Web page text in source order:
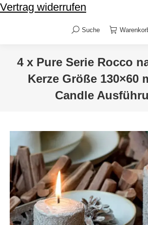
Vertrag widerrufen
Search:
Suche
4 x Pure Serie Rocco
Kerze Größe 130×60
Candle